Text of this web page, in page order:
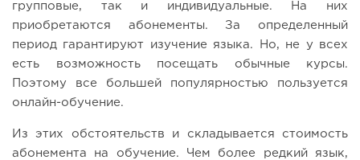
групповые, так и индивидуальные. На них
приобретаются абонементы. За определенный
период гарантируют изучение языка. Но, не у всех
есть возможность посещать обычные курсы.
Поэтому все большей популярностью пользуется
онлайн-обучение.
Из этих обстоятельств и складывается стоимость
абонемента на обучение. Чем более редкий язык,